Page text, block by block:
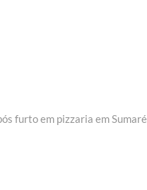
furto em pizzaria em Sumaré